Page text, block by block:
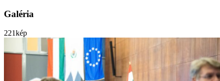
Galéria
221kép